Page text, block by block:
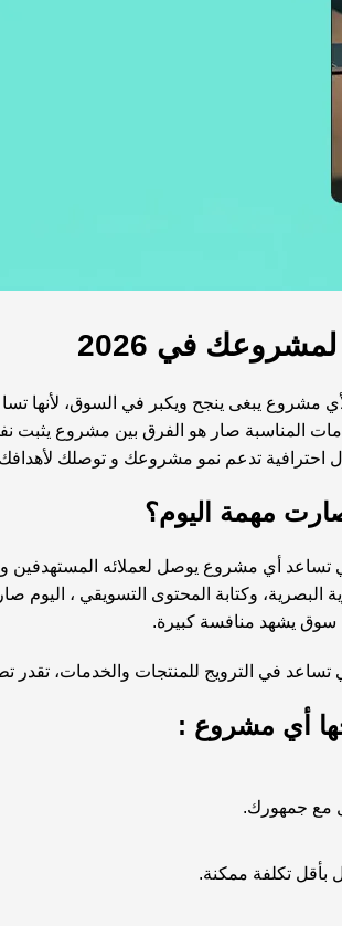
في 2026
لأي مشروع يبغى ينجح ويكبر في السوق،
المناسبة صار هو الفرق بين مشروع
احترافية تدعم نمو مشروعك و توصلك لأهدافك
مهمة اليوم؟
أي مشروع يوصل لعملائه المستهدفين
البصرية، وكتابة المحتوى التسويقي ،
سوق يشهد منافسة كبيرة.
في الترويج للمنتجات والخدمات، تقدر
أي مشروع :
مع جمهورك.
بأقل تكلفة ممكنة.